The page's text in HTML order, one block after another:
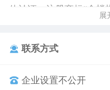
体认证。注册商标“金
化的办公区域于一体，
30000多平方米的幕墙及
展
联系方式
企业设置不公开